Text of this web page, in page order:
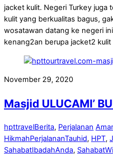
jacket kulit. Negeri Turkey
kulit yang berkualitas bagus,
wosatawan datang ke negeri
kenang2an berupa jacket2
November 29, 2020
Masjid ULUCAMI’
hpttravelBerita, Perjalanan
HikmahPerjalananTauhid, HPT,
SahabatIbadahAnda,